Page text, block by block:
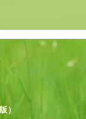
）